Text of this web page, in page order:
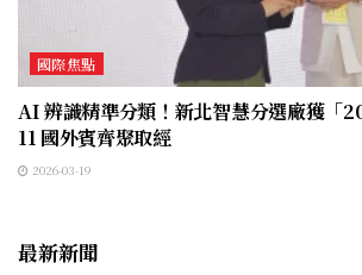
國際焦點
AI 辨識精準分類！新北智慧分選廠獲「
11 國外賓齊聚取經
2026-03-19
最新新聞